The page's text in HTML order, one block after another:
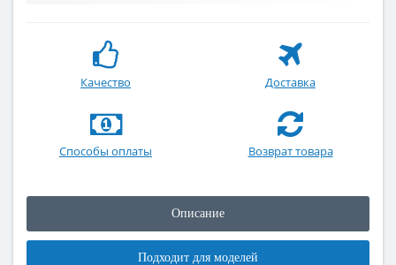
Качество Доставка
Способы оплаты Возврат товара
Описание
Подходит для моделей